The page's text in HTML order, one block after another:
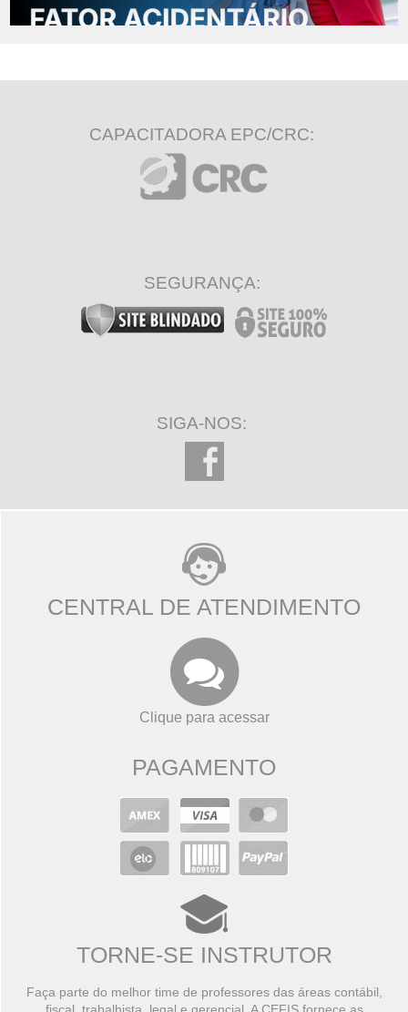
CAPACITADORA EPC/CRC:
SEGURANÇA:
SIGA-NOS:
CENTRAL DE ATENDIMENTO
Clique para acessar
PAGAMENTO
TORNE-SE INSTRUTOR
Faça parte do melhor time de professores das áreas contábil,